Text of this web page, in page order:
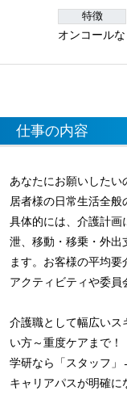
特徴
オンコールな
仕事の内容
あなたにお願いしたい
居者様の日常生活全般
具体的には、介護計画
泄、移動・移乗・外出
ます。お客様の平均要
アクティビティや委員
介護職として幅広いス
い方～重度ケアまで！
学研なら「スタッフ
キャリアパスが明確